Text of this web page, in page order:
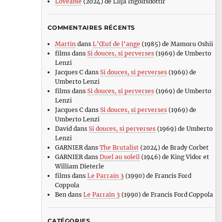
COMMENTAIRES RÉCENTS
Martin dans L’Œuf de l’ange (1985) de Mamoru Oshii
filmsdans Si douces, si perverses(1969) de Umberto
Lenzi
Jacques Cdans Si douces, si perverses(1969) de
Umberto Lenzi
filmsdans Si douces, si perverses(1969) de Umberto
Lenzi
Jacques Cdans Si douces, si perverses(1969) de
Umberto Lenzi
David dans Si douces, si perverses(1969) de Umberto
Lenzi
GARNIERdans The Brutalist(2024) de Brady Corbet
GARNIERdans Duel au soleil (1946) de King Vidor et
William Dieterle
filmsdans Le Parrain 3 (1990) de Francis Ford
Coppola
Ben dans Le Parrain 3 (1990) de Francis Ford Coppola